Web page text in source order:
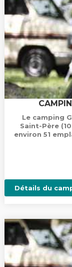
Le camping
Saint-Père
environ 51
Détails du